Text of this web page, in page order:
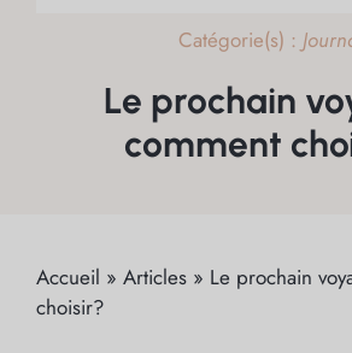
Catégorie(s) :
Le prochain
comment
Accueil » Articles » Le prochain
choisir?